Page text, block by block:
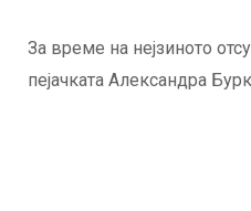
За време на нејзиното
пејачката Александра